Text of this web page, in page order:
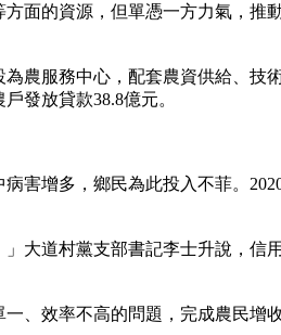
的資源，但單憑一方力氣，推
服務中心，配套農資供給、技
發放貸款38.8億元。
增多，鄉民為此投入不菲。
道村黨支部書記李士升說，信
效率不高的問題，完成農民增